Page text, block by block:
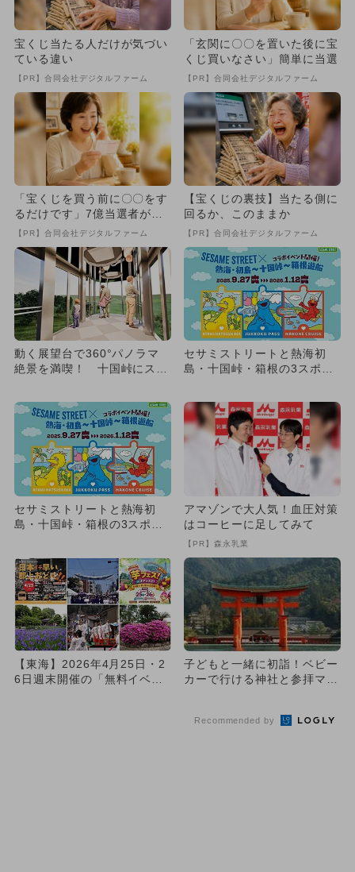
宝くじ当たる人だけが気づい
ている違い
【PR】合同会社デジタルファーム
「玄関に〇〇を置いた後に宝
くじ買いなさい」簡単に当選
【PR】合同会社デジタルファーム
「宝くじを買う前に〇〇をす
るだけです」7億当選者が続
出
【PR】合同会社デジタルファーム
【宝くじの裏技】当たる側に
回るか、このままか
【PR】合同会社デジタルファーム
動く展望台で360°パノラマ
絶景を満喫！ 十国峠にスロ
セサミストリートと熱海初
島・十国峠・箱根の3スポッ
開催
セサミストリートと熱海初
島・十国峠・箱根の3スポッ
アマゾンで大人気！血圧対策
はコーヒーに足してみて
【PR】森永乳業
【東海】2026年4月25日・2
6日週末開催の「無料イベン
子どもと一緒に初詣！ベビー
カーで行ける神社と参拝マナ
Recommended by